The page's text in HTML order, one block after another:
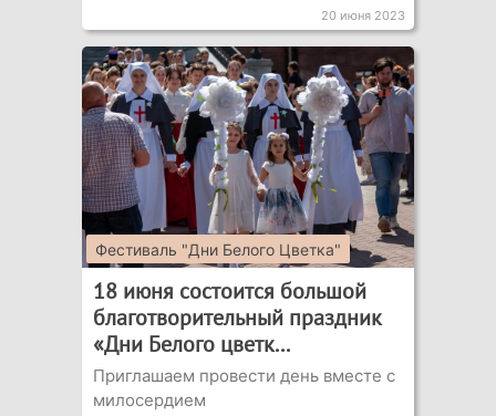
20 июня 2023
Фестиваль "Дни Белого Цветка"
18 июня состоится большой
благотворительный праздник
«Дни Белого цветк...
Приглашаем провести день вместе с
милосердием